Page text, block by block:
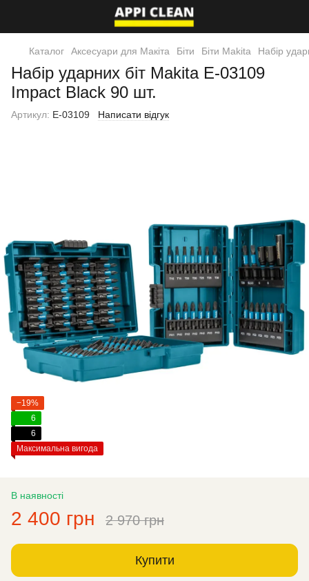
Каталог Аксесуари для Макіта Біти Біти Makita Набір
Набір ударних біт Makita E-03109
Impact Black 90 шт.
Артикул: E-03109 Написати відгук
−19%
6
6
Максимальна вигода
В наявності
2 400 грн 2 970 грн
Купити